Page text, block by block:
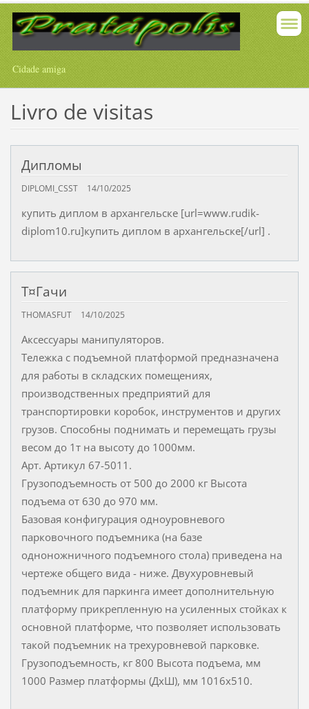
Cidade amiga
Livro de visitas
Дипломы
DIPLOMI_CSST 14/10/2025
купить диплом в архангельске [url=www.rudik-
diplom10.ru]купить диплом в архангельске[/url] .
Т¤Гачи
THOMASFUT 14/10/2025
Аксессуары манипуляторов.
Тележка с подъемной платформой предназначена
для работы в складских помещениях,
производственных предприятий для
транспортировки коробок, инструментов и других
грузов. Способны поднимать и перемещать грузы
весом до 1т на высоту до 1000мм.
Арт. Артикул 67-5011.
Грузоподъемность от 500 до 2000 кг Высота
подъема от 630 до 970 мм.
Базовая конфигурация одноуровневого
парковочного подъемника (на базе
одноножничного подъемного стола) приведена на
чертеже общего вида - ниже. Двухуровневый
подъемник для паркинга имеет дополнительную
платформу прикрепленную на усиленных стойках к
основной платформе, что позволяет использовать
такой подъемник на трехуровневой парковке.
Грузоподъемность, кг 800 Высота подъема, мм
1000 Размер платформы (ДхШ), мм 1016x510.